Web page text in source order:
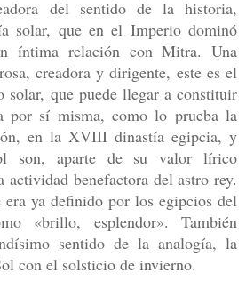
del sentido de la historia,
solar, que en el Imperio dominó
íntima relación con Mitra. Una
creadora y dirigente, este es el
solar, que puede llegar a constituir
por sí misma, como lo prueba la
en la XVIII dinastía egipcia, y
son, aparte de su valor lírico
actividad benefactora delastro rey.
ya definido por los egipcios del
«brillo, esplendor». También
sentido de la analogía, la
con el solsticio de invierno.